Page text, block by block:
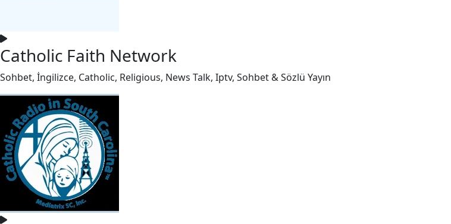
Catholic Faith Network
Sohbet, İngilizce, Catholic, Religious, News Talk, Iptv, Sohbet & Sözlü Yayın